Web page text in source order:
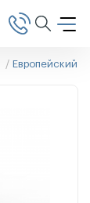
Европейский